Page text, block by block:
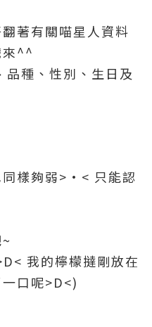
著有關喵星人資料
來^^
種、性別、生日及
樣夠弱>•< 只能認
我的檸檬撻剛放在
口呢>D<)